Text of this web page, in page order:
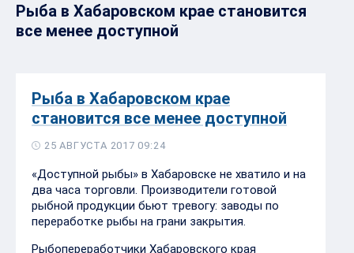
Рыба в Хабаровском крае становится
все менее доступной
Рыба в Хабаровском крае
становится все менее доступной
25 АВГУСТА 2017 09:24
«Доступной рыбы» в Хабаровске не хватило и на
два часа торговли. Производители готовой
рыбной продукции бьют тревогу: заводы по
переработке рыбы на грани закрытия.
Рыбопереработчики Хабаровского края